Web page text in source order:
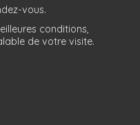
vous.
conditions,
de votre visite.